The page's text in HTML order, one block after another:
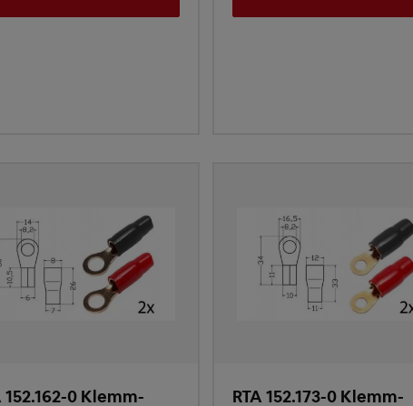
152.162-0 Klemm-
RTA 152.173-0 Klemm-